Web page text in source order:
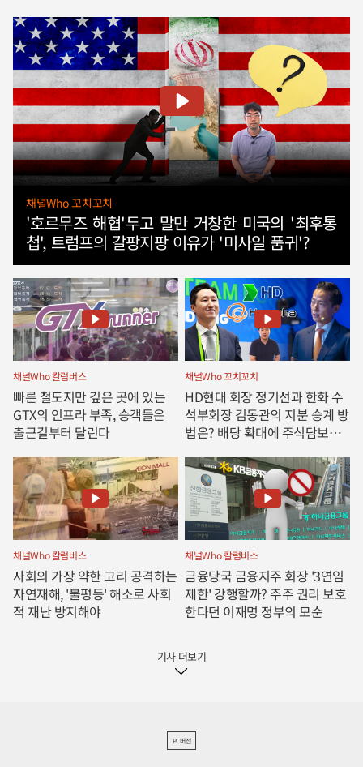
채널Who 꼬치꼬치
'호르무즈 해협'두고 말만 거창한 미국의 '최후통
첩', 트럼프의 갈팡지팡 이유가 '미사일 품귀'?
채널Who 칼럼버스
빠른 철도지만 깊은 곳에 있는
GTX의 인프라 부족, 승객들은
출근길부터 달린다
채널Who 꼬치꼬치
HD현대 회장 정기선과 한화 수
석부회장 김동관의 지분 승계 방
법은? 배당 확대에 주식담보대
채널Who 칼럼버스
사회의 가장 약한 고리 공격하는
자연재해, '불평등' 해소로 사회
적 재난 방지해야
채널Who 칼럼버스
금융당국 금융지주 회장 '3연임
제한' 강행할까? 주주 권리 보호
한다던 이재명 정부의 모순
기사 더보기
PC버전